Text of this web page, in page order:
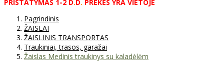
PRISTATYMAS 1-2 D. D. PREKĖS YRA VIETOJE
Pagrindinis
ŽAISLAI
ŽAISLINIS TRANSPORTAS
Traukiniai, trasos, garažai
Žaislas Medinis traukinys su kaladėlėm